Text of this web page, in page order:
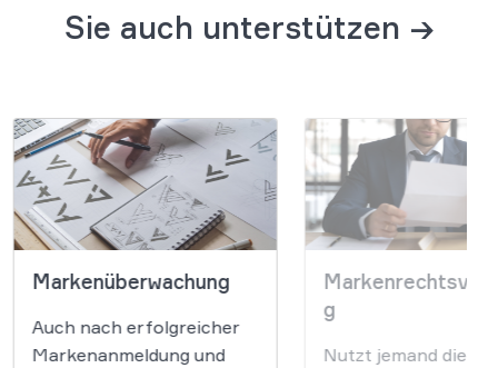
Sie auch unterstützen →
Markenüberwachung
Auch nach erfolgreicher
Markenanmeldung und
g
Nutzt jemand die